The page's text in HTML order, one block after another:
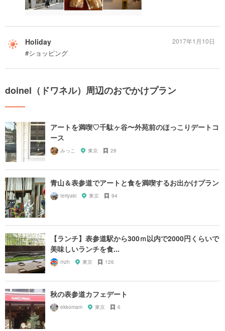
Holiday
#ショッピング
2017年1月10日
doinel（ドワネル）周辺のおでかけプラン
アートを満喫♡千駄ヶ谷〜外苑前のほっこりデートコ
ース
みっこ 東京 28
青山＆表参道でアートと食を満喫するお出かけプラン
teriyaki 東京 94
【ランチ】表参道駅から300ｍ以内で2000円くらいで
美味しいランチを食...
mzh 東京 126
秋の表参道カフェデート
ekkomam 東京 6